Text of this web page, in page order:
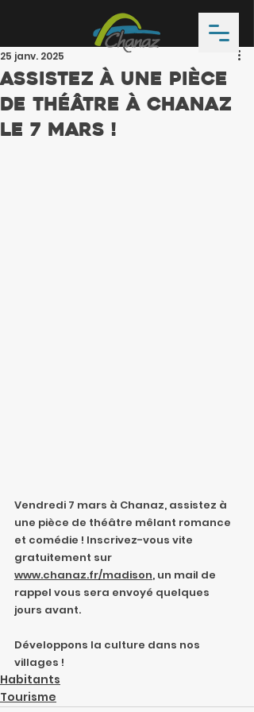
Assistez à une pièce
de théâtre à Chanaz
le 7 mars !
25 janv. 2025
Vendredi 7 mars à Chanaz, assistez à
une pièce de théâtre mêlant romance
et comédie ! Inscrivez-vous vite
gratuitement sur
www.chanaz.fr/madison, un mail de
rappel vous sera envoyé quelques
jours avant.
Développons la culture dans nos
villages !
Habitants
Tourisme